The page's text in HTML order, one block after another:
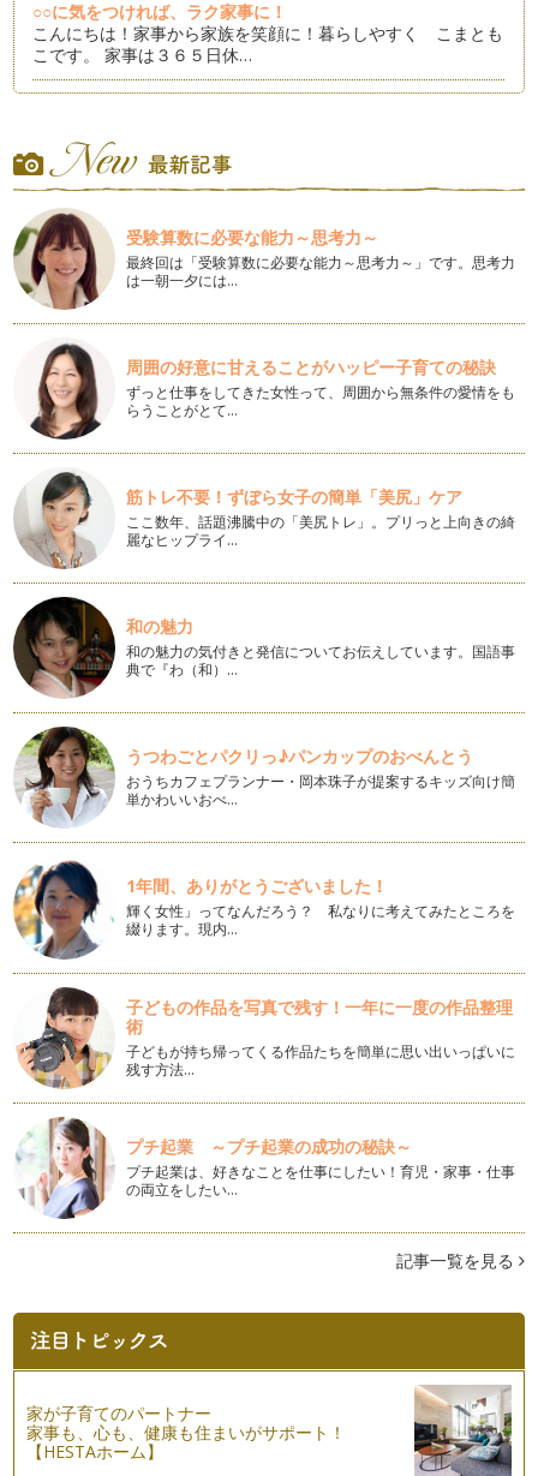
○○に気をつければ、ラク家事に！
こんにちは！家事から家族を笑顔に！暮らしやすく こまとも
こです。 家事は３６５日休…
新しい年が始まりました。お正月を気持ちよく迎えるために、
年末に家中を掃除された方も多いと思…
大掃除に大活躍！3つの優秀お掃除道具
これまで、大掃除をテーマにして下準備、洗剤についてお伝え
してきました。 3回目の今…
年末大掃除、これだけあれば洗剤は完璧！
年末が近づくと、お店のお掃除コーナーでは、いつも以上にバ
ラエティ豊かな商品が並びます。 …
年末大掃除をラクにする、秋から始める下準備
朝晩の涼しさが増し、日中も羽織りものが欲しくなる気候とな
りました。 この時期、秋が…
秋だからやっておきたい、３つの片付け
夏に活躍したモノの片付けは、もう終わりましたか？ 季節が
変わると、暮らしの中で使わ…
家族で守る！お片付け３つの黄金ルール
自分だけなら片付けは出来るけれど、家族が散らかしてしま
う・・・という方は、家族で守るルール…
今日から実践！片づけ上手を育てる、言葉かけテクニック
前回まで３回に分けて、子ども部屋の片付けについてお伝えし
てきました。 「子どもに『…
子どもが続けられるしまい方のコツ
新学年が始まって1ヵ月。新しい生活にもすっかり慣れたころ
でしょうか。 前回は、子ど…
子ども部屋収納の基本
いよいよ新学年が始まりましたね。前回は、旧学年のモノの整
理についてお伝えしました。「使う」…
新学年のスタートは、春休みの片付けで決まる！
春は、進級・進学の時期です。 4月に新学年が始まると、教科
書やノートなど、新しい学…
楽しみながら、子どもに掃除を習慣づけ
これまで、ママが気楽にお掃除に取り組むコツについて、お伝
えしてきました。 掃除は子…
100円グッズでひと手間かけて、らくらくお掃除！
家事を楽にするお掃除、3回目の今回は、ちょっとしたひと手
間がお掃除を楽にする、簡…
アクリルたわしで、らくらくお掃除
家事をラクに楽しくするお掃除道具、前回のマイクロファイバ
マイクロファイバークロスで、ラクラクお掃除
これまで、洗剤や道具の選び方などお伝えしてきましたが、こ
れから数回にわたって子育て中のママ…
「その都度掃除」で、キレイをキープ！
年末に大掃除を行った方は、おうちがピカピカになっているこ
とと思います。「今年こそは、汚れを…
受験算数に必要な能力～思考力～
最終回は「受験算数に必要な能力～思考力～」です。思考力
は一朝一夕には…
周囲の好意に甘えることがハッピー子育ての秘訣
ずっと仕事をしてきた女性って、周囲から無条件の愛情をも
らうことがとて…
筋トレ不要！ずぼら女子の簡単「美尻」ケア
ここ数年、話題沸騰中の「美尻トレ」。プリっと上向きの綺
麗なヒップライ…
和の魅力
和の魅力の気付きと発信についてお伝えしています。国語事
典で『わ（和）…
うつわごとパクリっ♪パンカップのおべんとう
おうちカフェプランナー・岡本珠子が提案するキッズ向け簡
単かわいいおべ…
1年間、ありがとうございました！
輝く女性」ってなんだろう？ 私なりに考えてみたところを
綴ります。現内…
子どもの作品を写真で残す！一年に一度の作品整理
術
子どもが持ち帰ってくる作品たちを簡単に思い出いっぱいに
残す方法…
プチ起業 ～プチ起業の成功の秘訣～
プチ起業は、好きなことを仕事にしたい！育児・家事・仕事
の両立をしたい…
記事一覧を見る
家が子育てのパートナー
家事も、心も、健康も住まいがサポート！
【HESTAホーム】